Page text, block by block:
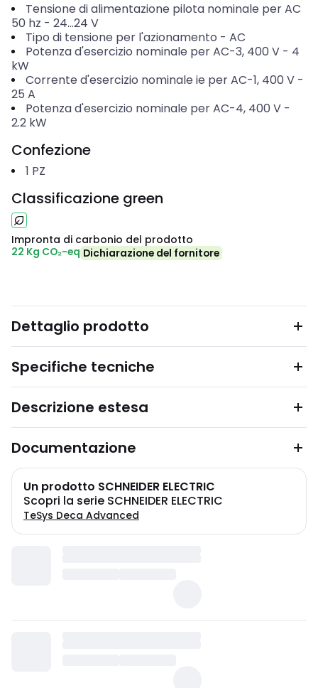
Tensione di alimentazione pilota nominale per AC
50 hz - 24...24 V
Tipo di tensione per l'azionamento - AC
Potenza d'esercizio nominale per AC-3, 400 V- 4
kW
Corrente d'esercizio nominale ie per AC-1, 400 V-
25 A
Potenza d'esercizio nominale per AC-4, 400 V-
2.2 kW
Confezione
1 PZ
Classificazione green
Impronta di carbonio del prodotto
22 Kg CO₂-eq Dichiarazione del fornitore
Dettaglio prodotto
Specifiche tecniche
Descrizione estesa
Documentazione
Un prodotto SCHNEIDER ELECTRIC
Scopri la serie SCHNEIDER ELECTRIC
TeSys Deca Advanced